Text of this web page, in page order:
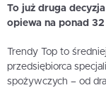
To już druga
opiewa na ponad
Trendy Top to
przedsiębiorca
spożywczych – od